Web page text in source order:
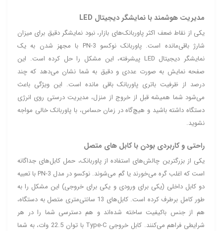
مدیریت هوشمند با نمایشگر دیجیتال LED
یکی از نقاط ضعف اکثر پاوربانک‌های بازار، نبود نمایشگر دقیق برای میزان
شارژ باقی‌مانده است. پاوربانک نوکسو PN-3 با مجهز شدن به یک
نمایشگر دیجیتال LED پیشرفته، این مشکل را حل کرده است. این
صفحه نمایش به صورت عددی و دقیق به شما نشان می‌دهد که چند
درصد از ظرفیت باتری پاوربانک باقی مانده است. این ویژگی باعث
می‌شود شما همیشه قبل از خروج از منزل، مدیریت درستی روی انرژی
دستگاه داشته باشید و هیچ‌گاه در زمان حساس، با پاوربانک خالی مواجه
نشوید.
راحتی و کاربردی بودن با کابل‌ های متصل
یکی از بزرگترین چالش‌های استفاده از پاوربانک، حمل کابل‌های جداگانه
است که اغلب گره می‌خورند یا گم می‌شوند. نوکسو در مدل PN-3 با تعبیه
دو کابل داخلی (یکی برای ورودی و یکی برای خروجی) این مشکل را به
طور کامل برطرف کرده است. کابل‌های 13 سانتی‌متری متصل به دستگاه،
هم از جنس باکیفیت ساخته شده‌اند و هم دسترسی شما را در هر
شرایطی فراهم می‌کنند. کابل خروجی Type-C با توان 22.5 وات، به شما